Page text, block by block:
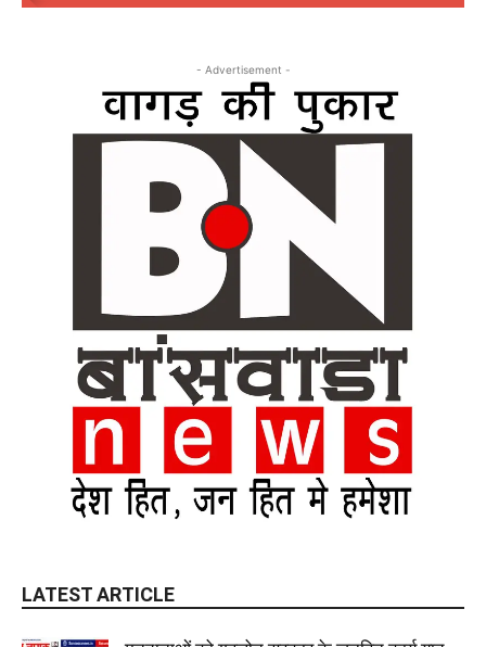
- Advertisement -
LATEST ARTICLE